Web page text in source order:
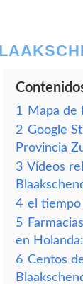
1
Mapa de
2 Google
Provincia
3 Vídeos
4 el tiempo
5
en Holanda:
6 Centos